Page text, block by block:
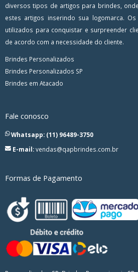
diversos tipos de artigos para brindes,
estes artigos inserindo sua logomarca.
utilizados para conquistar e surpreender
de acordo com a necessidade do cliente.
Brindes Personalizados
Brindes Personalizados SP
Brindes em Atacado
Fale conosco
Whatsapp: (11) 96489-3750
E-mail:vendas@qapbrindes.com.br
Formas de Pagamento